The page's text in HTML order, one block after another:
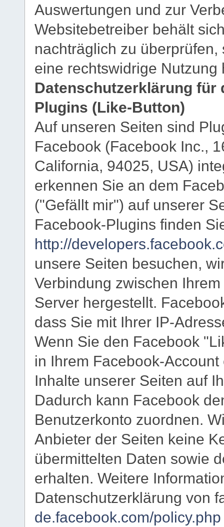
Auswertungen und zur
Websitebetreiber behält
nachträglich zu
eine rechtswidrige
Datenschutzerklärung für
Plugins (Like-Button)
Auf unseren Seiten sind
Facebook (Facebook Inc.,
California, 94025, USA)
erkennen Sie an dem
("Gefällt mir") auf unserer
Facebook-Plugins finden
http://
unsere Seiten besuchen,
Verbindung zwischen
Server hergestellt.
dass Sie mit Ihrer IP-
Wenn Sie den Facebook
in Ihrem Facebook-
Inhalte unserer Seiten auf
Dadurch kann Facebook
Benutzerkonto zuordnen.
Anbieter der Seiten keine
übermittelten Daten sowie
erhalten. Weitere
Datenschutzerklärung von
de.facebook.com/policy.php